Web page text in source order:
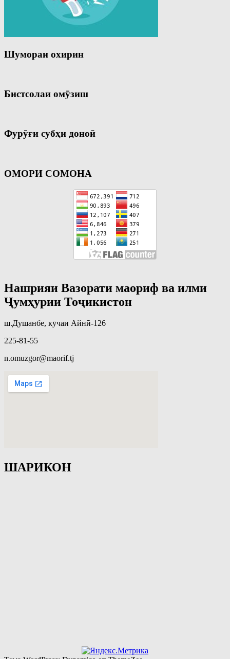
Шумораи охирин
Бистсолаи омӯзиш
Фурӯғи субҳи доноӣ
ОМОРИ СОМОНА
Нашрияи Вазорати маориф ва илми
Ҷумҳурии Тоҷикистон
ш.Душанбе, кӯчаи Айнӣ-126
225-81-55
n.omuzgor@maorif.tj
ШАРИКОН